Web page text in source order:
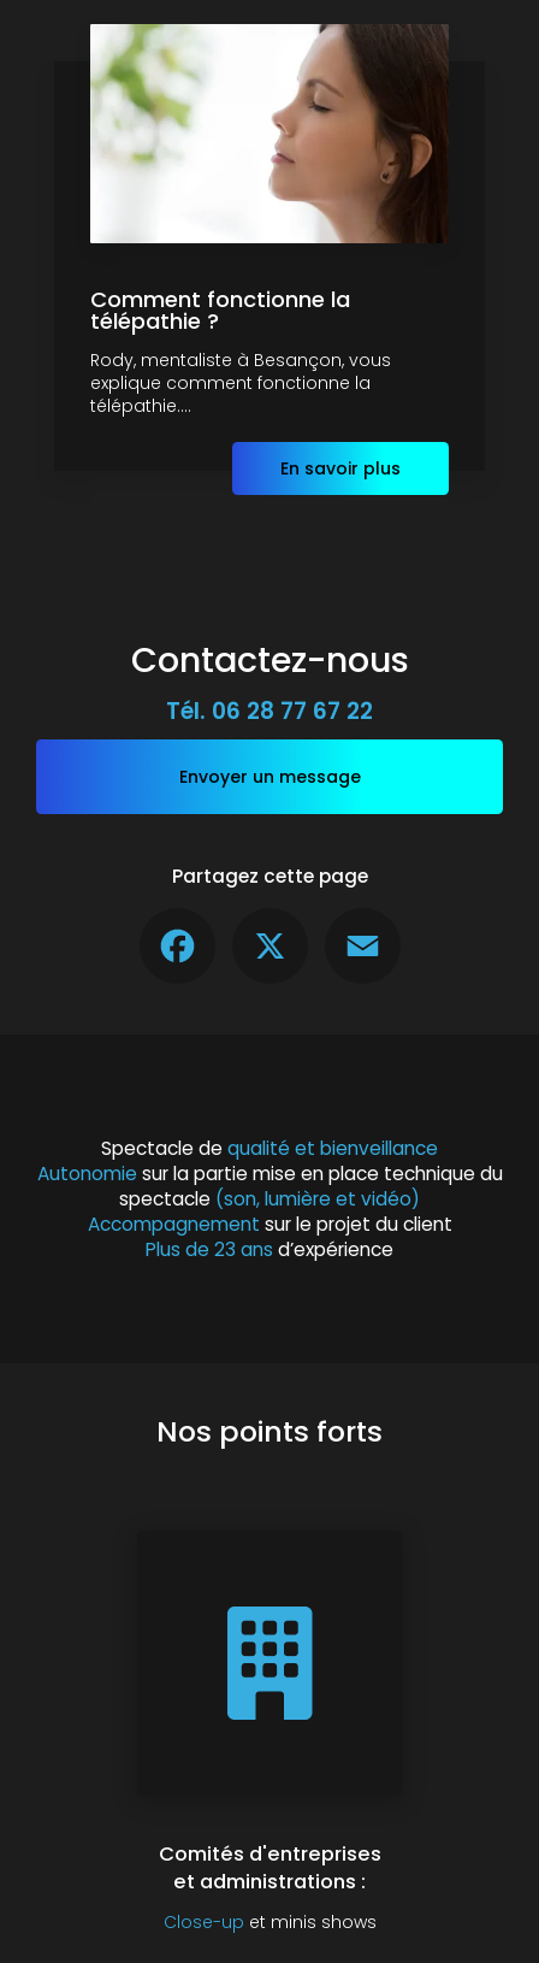
Comment fonctionne la
télépathie ?
Rody, mentaliste à Besançon, vous
explique comment fonctionne la
télépathie....
En savoir plus
Contactez-nous
Tél. 06 28 77 67 22
Envoyer un message
Partagez cette page
Spectacle dequalité et bienveillance
Autonomie sur la partie mise en place technique du
spectacle (son, lumière et vidéo)
Accompagnement sur le projet du client
Plus de 23 ans d’expérience
Nos points forts
Comités d'entreprises
et administrations :
Close-up et minis shows